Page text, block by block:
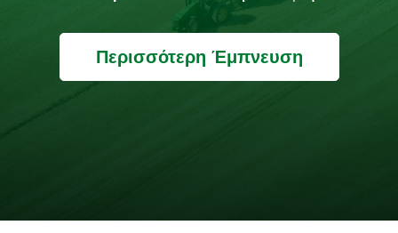
Περισσότερη Έμπνευση